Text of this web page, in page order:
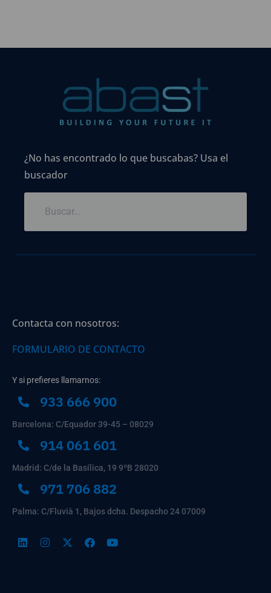
¿No has encontrado lo que buscabas? Usa el
buscador
Contacta con nosotros:
FORMULARIO DE CONTACTO
Y si prefieres llamarnos:
933 666 900
Barcelona: C/Equador 39-45 – 08029
914 061 601
Madrid: C/de la Basílica, 19 9ºB 28020
971 706 882
Palma: C/Fluvià 1, Bajos dcha. Despacho 24 07009